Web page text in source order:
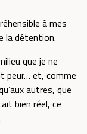
à mes
la détention.
que je ne
peur… et, comme
autres, que
bien réel, ce